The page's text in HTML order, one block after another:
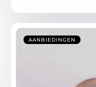
AANBIEDINGEN